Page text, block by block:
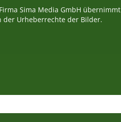
Sima Media GmbH übernimmt
Urheberrechte der Bilder.